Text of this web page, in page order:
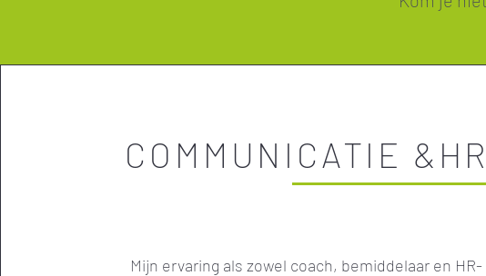
COMMUNICATIE &HR
Mijn ervaring als zowel coach, bemiddelaar en HR-